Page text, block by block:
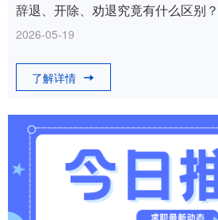
辞退、开除、劝退究竟有什么区别？
2026-05-19
了解详情